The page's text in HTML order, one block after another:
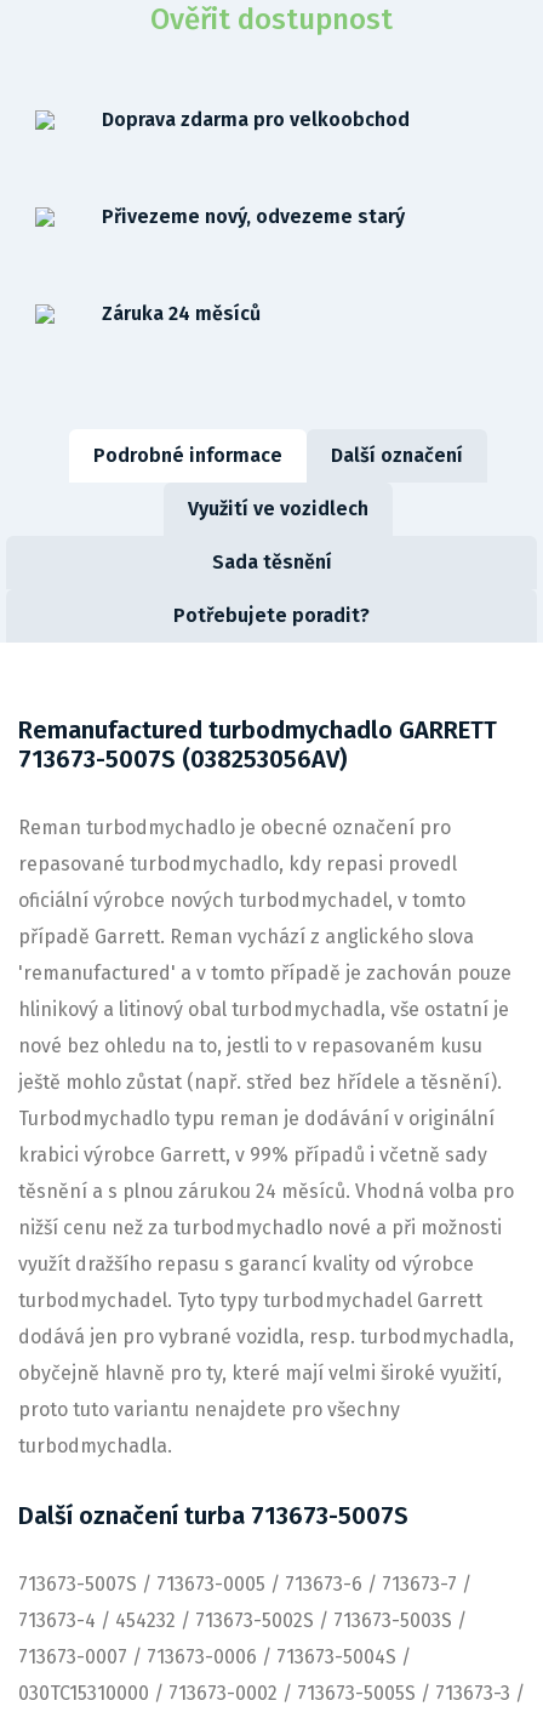
Ověřit dostupnost
Doprava zdarma pro velkoobchod
Přivezeme nový, odvezeme starý
Záruka 24 měsíců
Podrobné informace Další označení
Využití ve vozidlech
Sada těsnění
Potřebujete poradit?
Remanufactured turbodmychadlo GARRETT
713673-5007S (038253056AV)
Reman turbodmychadlo je obecné označení pro
repasované turbodmychadlo, kdy repasi provedl
oficiální výrobce nových turbodmychadel, v tomto
případě Garrett. Reman vychází z anglického slova
'remanufactured' a v tomto případě je zachován pouze
hlinikový a litinový obal turbodmychadla, vše ostatní je
nové bez ohledu na to, jestli to v repasovaném kusu
ještě mohlo zůstat (např. střed bez hřídele a těsnění).
Turbodmychadlo typu reman je dodávání v originální
krabici výrobce Garrett, v 99% případů i včetně sady
těsnění a s plnou zárukou 24 měsíců. Vhodná volba pro
nižší cenu než za turbodmychadlo nové a při možnosti
využít dražšího repasu s garancí kvality od výrobce
turbodmychadel. Tyto typy turbodmychadel Garrett
dodává jen pro vybrané vozidla, resp. turbodmychadla,
obyčejně hlavně pro ty, které mají velmi široké využití,
proto tuto variantu nenajdete pro všechny
turbodmychadla.
Další označení turba 713673-5007S
713673-5007S / 713673-0005 / 713673-6 / 713673-7 /
713673-4 / 454232 / 713673-5002S / 713673-5003S /
713673-0007 / 713673-0006 / 713673-5004S /
030TC15310000 / 713673-0002 / 713673-5005S / 713673-3 /